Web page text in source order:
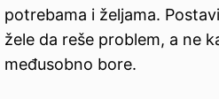
potrebama i željama.
žele da reše problem, a ne
međusobno bore.